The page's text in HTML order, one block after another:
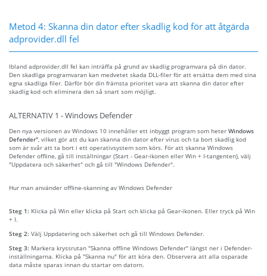
Metod 4: Skanna din dator efter skadlig kod för att åtgärda
adprovider.dll fel
Ibland adprovider.dll fel kan inträffa på grund av skadlig programvara på din dator.
Den skadliga programvaran kan medvetet skada DLL-filer för att ersätta dem med sina
egna skadliga filer. Därför bör din främsta prioritet vara att skanna din dator efter
skadlig kod och eliminera den så snart som möjligt.
ALTERNATIV 1 - Windows Defender
Den nya versionen av Windows 10 innehåller ett inbyggt program som heter Windows
Defender" , vilket gör att du kan skanna din dator efter virus och ta bort skadlig kod
som är svår att ta bort i ett operativsystem som körs. För att skanna Windows
Defender offline, gå till inställningar (Start - Gear-ikonen eller Win + I-tangenten), välj
"Uppdatera och säkerhet" och gå till "Windows Defender".
Hur man använder offline-skanning av Windows Defender
Steg 1: Klicka på Win eller klicka på Start och klicka på Gear-ikonen. Eller tryck på Win
+ I.
Steg 2: Välj Uppdatering och säkerhet och gå till Windows Defender.
Steg 3: Markera kryssrutan "Skanna offline Windows Defender" längst ner i Defender-
inställningarna. Klicka på "Skanna nu" för att köra den. Observera att alla osparade
data måste sparas innan du startar om datorn.